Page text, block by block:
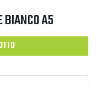
BIANCO A5